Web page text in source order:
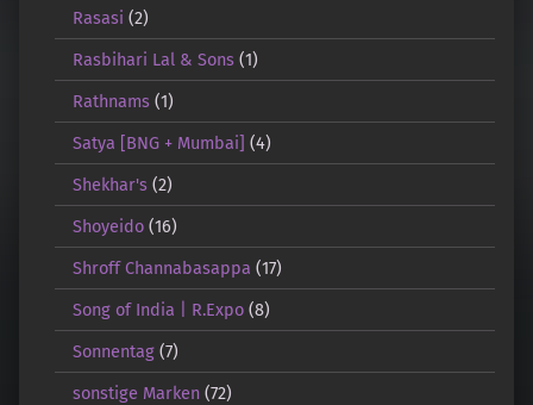
Rasasi (2)
Rasbihari Lal & Sons(1)
Rathnams(1)
Satya [BNG + Mumbai] (4)
Shekhar's(2)
Shoyeido(16)
Shroff Channabasappa (17)
Song of India | R.Expo(8)
Sonnentag(7)
sonstige Marken(72)